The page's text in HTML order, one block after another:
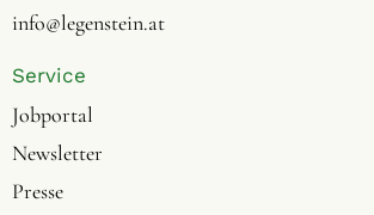
info@legenstein.at
Service
Jobportal
Newsletter
Presse